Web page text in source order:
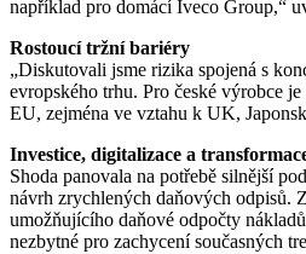
například pro domácí Iveco Group,“
Rostoucí tržní bariéry
„Diskutovali jsme rizika spojená s
evropského trhu. Pro české výrobce
EU, zejména ve vztahu k UK,
Investice, digitalizace a
Shoda panovala na potřebě silnější
návrh zrychlených daňových odpisů.
umožňujícího daňové odpočty
nezbytné pro zachycení současných